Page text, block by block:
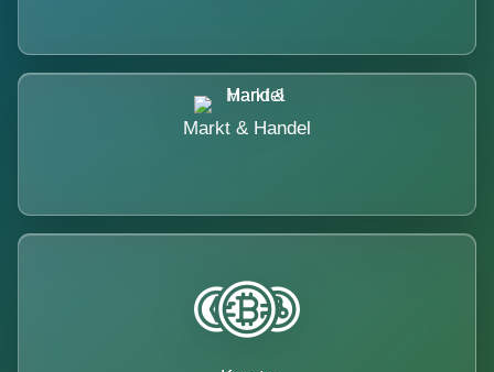
Markt & Handel